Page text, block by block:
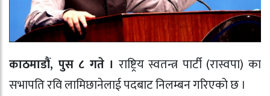
काठमाडौं, पुस ८ गते । राष्ट्रिय स्वतन्त्र पार्टी (रास्वपा) का
सभापति रवि लामिछानेलाई पदबाट निलम्बन गरिएको छ ।